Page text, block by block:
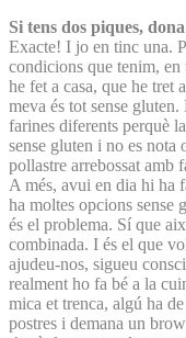
Si tens dos piques,
Exacte! I jo en tinc una.
condicions que tenim,
he fet a casa, que he tret
meva és tot sense
farines diferents perquè
sense gluten i no es nota
pollastre arrebossat amb
A més, avui en dia hi ha
ha moltes opcions sense
és el problema. Sí que
combinada. I és el que
ajudeu-nos, sigueu
realment ho fa bé a la
mica et trenca, algú ha
postres i demana un